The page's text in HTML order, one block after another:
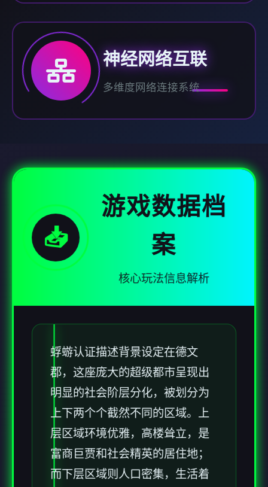
神经网络互联
多维度网络连接系统
📥
游戏数据档
案
核心玩法信息解析
蜉蝣认证描述背景设定在德文
郡，这座庞大的超级都市呈现出
明显的社会阶层分化，被划分为
上下两个个截然不同的区域。上
层区域环境优雅，高楼耸立，是
富商巨贾和社会精英的居住地；
而下层区域则人口密集，生活着